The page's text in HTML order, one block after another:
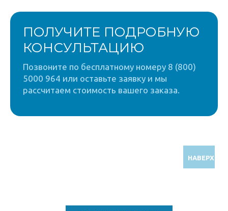
ПОЛУЧИТЕ ПОДРОБНУЮ
КОНСУЛЬТАЦИЮ
Позвоните по бесплатному номеру 8 (800)
5000 964 или оставьте заявку и мы
рассчитаем стоимость вашего заказа.
НАВЕРХ